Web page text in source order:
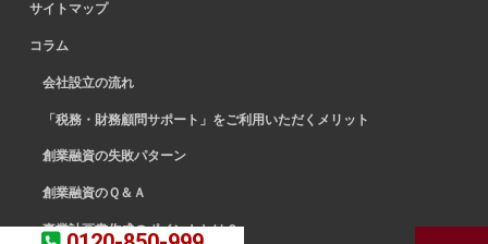
サイトマップ
コラム
会社設立の流れ
「税務・財務顧問サポート」をご利用いただくメリット
創業融資の失敗パターン
創業融資のＱ＆Ａ
事業計画書作成のポイントとは？